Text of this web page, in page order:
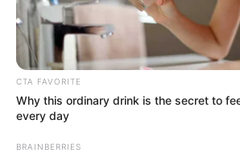
ΝΑ ΒΑΛΕΙΣ ΦΙΛΤΡΟ ΣΤΙΣ
ΑΛΛΩΝ, ΕΑΝ ΘΕΛΕΙΣ ΚΑΤΙ
ΤΕΛΙΚΑ ΕΝΑΣ ΤΡΟΠΟΣ ΥΠΑΡΧΕΙ ΝΑ ΠΕΙΣ
ΜΗΝΥΜΑΤΑ ΗΧΟΥ Η ΓΡΑΠΤΟΥ ΛΟΓΟΥ……
ΣΤΙΣ ΣΚΕΨΕΙΣ ΤΩΝ ΑΛΛΩΝ….. ΕΙΝΑΙ Η
CTA FAVORITE
Why this ordinary drink is the secret to
every day
BRAINBERRIES